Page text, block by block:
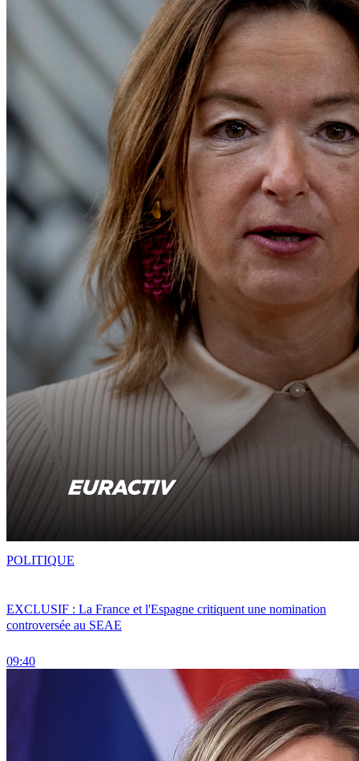
EXCLUSIF : La France et l'Espagne critiquent une nomination
controversée au SEAE
09:40
POLITIQUE